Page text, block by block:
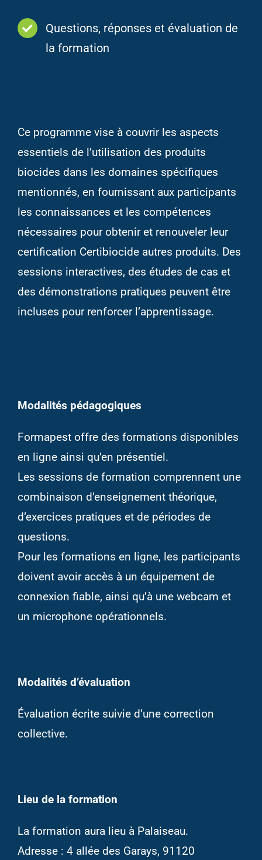
Questions, réponses et évaluation de
la formation
Ce programme vise à couvrir les aspects
essentiels de l’utilisation des produits
biocides dans les domaines spécifiques
mentionnés, en fournissant aux participants
les connaissances et les compétences
nécessaires pour obtenir et renouveler leur
certification Certibiocide autres produits. Des
sessions interactives, des études de cas et
des démonstrations pratiques peuvent être
incluses pour renforcer l’apprentissage.
Modalités pédagogiques
Formapest offre des formations disponibles
en ligne ainsi qu’en présentiel.
Les sessions de formation comprennent une
combinaison d’enseignement théorique,
d’exercices pratiques et de périodes de
questions.
Pour les formations en ligne, les participants
doivent avoir accès à un équipement de
connexion fiable, ainsi qu’à une webcam et
un microphone opérationnels.
Modalités d’évaluation
Évaluation écrite suivie d’une correction
collective.
Lieu de la formation
La formation aura lieu à Palaiseau.
Adresse : 4 allée des Garays, 91120